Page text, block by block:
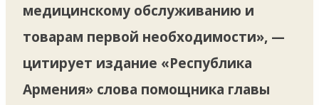
медицинскому обслуживанию и
товарам первой необходимости», —
цитирует издание «Республика
Армения» слова помощника главы